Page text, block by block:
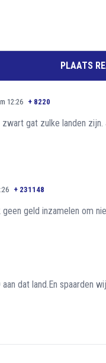
PLAATS
12:26 + 8220
gat zulke landen
+ 231148
geld inzamelen om
dat land.En spaarden